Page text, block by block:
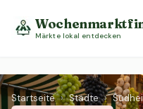
Märkte lokal entdecken
Startseite › Städte ›